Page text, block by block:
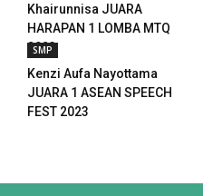
panel
panel
panel
Khairunnisa JUARA
HARAPAN 1 LOMBA MTQ
2023
SMP
Kenzi Aufa Nayottama
JUARA 1 ASEAN SPEECH
FEST 2023